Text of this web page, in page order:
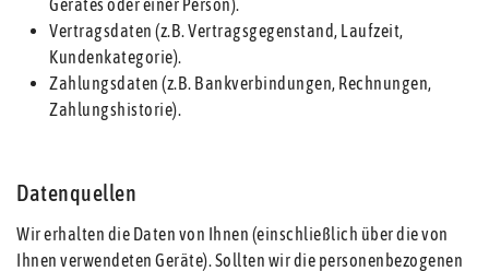
Gerätes oder einer Person).
Vertragsdaten (z.B. Vertragsgegenstand, Laufzeit,
Kundenkategorie).
Zahlungsdaten (z.B. Bankverbindungen, Rechnungen,
Zahlungshistorie).
Datenquellen
Wir erhalten die Daten von Ihnen (einschließlich über die von
Ihnen verwendeten Geräte). Sollten wir die personenbezogenen